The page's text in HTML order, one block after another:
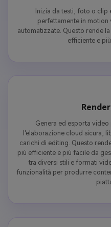
Inizia da testi, foto o clip
perfettamente in motion
automatizzate. Questo rende
efficiente e
Genera ed esporta
l'elaborazione cloud sicura,
carichi di editing. Questo
più efficiente e più facile da
tra diversi stili e formati
funzionalità per produrre